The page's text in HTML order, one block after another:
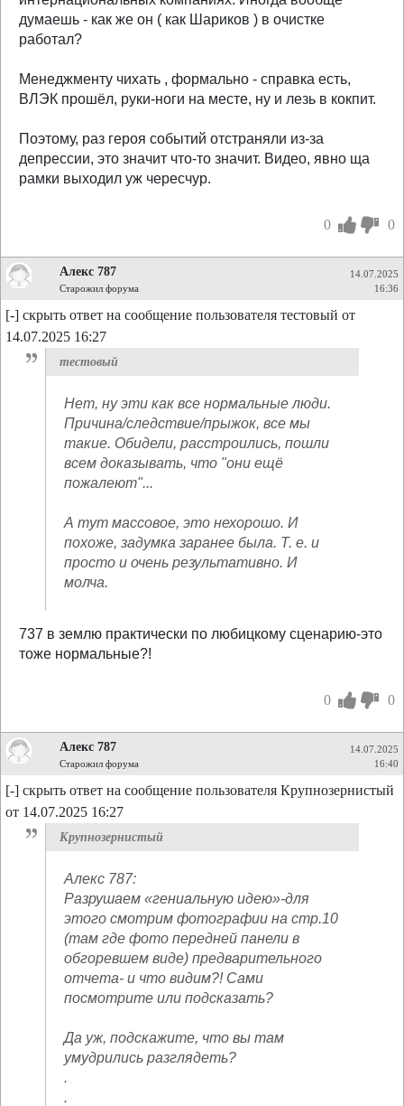
думаешь - как же он ( как Шариков ) в очистке
работал?
Менеджменту чихать , формально - справка есть,
ВЛЭК прошёл, руки-ноги на месте, ну и лезь в кокпит.
Поэтому, раз героя событий отстраняли из-за
депрессии, это значит что-то значит. Видео, явно ща
рамки выходил уж чересчур.
0 0
Алекс 787
Старожил форума
14.07.2025
16:36
[-] скрыть ответ на сообщение пользователя тестовый от
14.07.2025 16:27
тестовый
Нет, ну эти как все нормальные люди.
Причина/следствие/прыжок, все мы
такие. Обидели, расстроились, пошли
всем доказывать, что "они ещё
пожалеют"...
А тут массовое, это нехорошо. И
похоже, задумка заранее была. Т. е. и
просто и очень результативно. И
молча.
737 в землю практически по любицкому сценарию-это
тоже нормальные?!
0 0
Алекс 787
Старожил форума
14.07.2025
16:40
[-] скрыть ответ на сообщение пользователя Крупнозернистый
от 14.07.2025 16:27
Крупнозернистый
Алекс 787:
Разрушаем «гениальную идею»-для
этого смотрим фотографии на стр.10
(там где фото передней панели в
обгоревшем виде) предварительного
отчета- и что видим?! Сами
посмотрите или подсказать?
Да уж, подскажите, что вы там
умудрились разглядеть?
.
.